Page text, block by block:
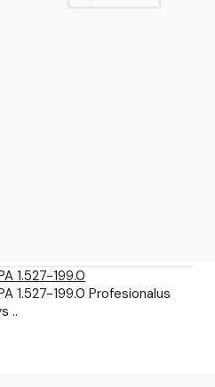
1.527-199.0
1.527-199.0 Profesionalus
..